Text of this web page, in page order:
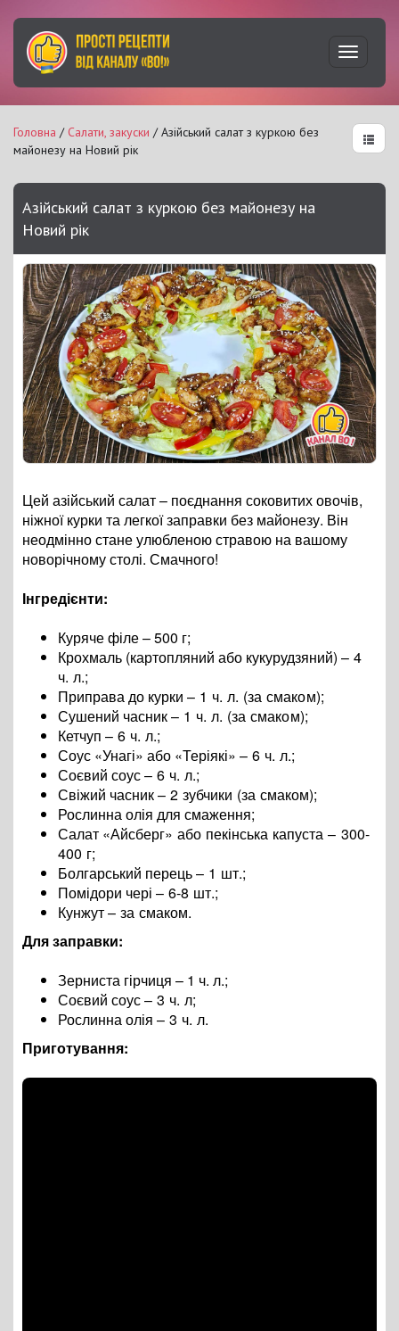
Головна / Салати, закуски / Азійський салат з куркою без
майонезу на Новий рік
Азійський салат з куркою без майонезу на
Новий рік
Цей азійський салат– поєднання соковитих овочів,
ніжної курки та легкої заправки без майонезу. Він
неодмінно стане улюбленою стравою на вашому
новорічному столі. Смачного!
Інгредієнти:
Куряче філе – 500 г;
Крохмаль (картопляний або кукурудзяний) – 4
ч. л.;
Приправа до курки – 1 ч. л. (за смаком);
Сушений часник– 1 ч. л. (за смаком);
Кетчуп – 6 ч. л.;
Соус «Унагі» або «Теріякі» – 6 ч. л.;
Соєвий соус– 6 ч. л.;
Свіжий часник– 2 зубчики (за смаком);
Рослинна олія для смаження;
Салат «Айсберг» або пекінська капуста– 300-
400 г;
Болгарський перець– 1 шт.;
Помідори чері – 6-8 шт.;
Кунжут– за смаком.
Для заправки:
Зерниста гірчиця – 1 ч. л.;
Соєвий соус– 3 ч. л;
Рослинна олія – 3 ч. л.
Приготування: